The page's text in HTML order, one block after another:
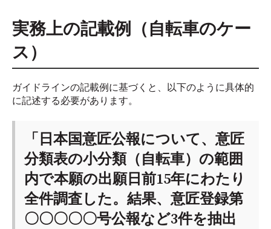
実務上の記載例（自転車のケー
ス）
ガイドラインの記載例に基づくと、以下のように具体的
に記述する必要があります。
「日本国意匠公報について、意匠
分類表の小分類（自転車）の範囲
内で本願の出願日前15年にわたり
全件調査した。結果、意匠登録第
〇〇〇〇〇号公報など3件を抽出